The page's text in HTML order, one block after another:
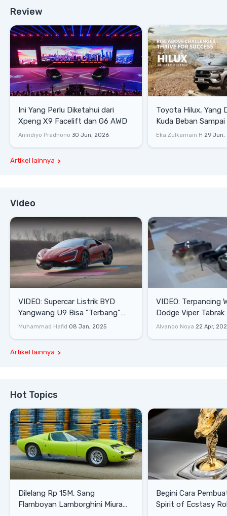
Review
Ini Yang Perlu Diketahui dari
Xpeng X9 Facelift dan G6 AWD
Anindiyo Pradhono 30 Jun, 2026
Toyota Hilux, Yang
Kuda Beban
Lifestyle
Eka Zulkarnain H 29 Jun,
Artikel lainnya
Video
VIDEO: Supercar Listrik BYD
Yangwang U9 Bisa "Terbang"
Lewati Rintangan
Muhammad Hafid 08 Jan, 2025
VIDEO: Terpancing
Dodge Viper Tabrak
Saat Burnout
Alvando Noya 22 Apr,
Artikel lainnya
Hot Topics
Dilelang Rp 15M, Sang
Flamboyan Lamborghini Miura
Begini Cara
Spirit of Ecstasy